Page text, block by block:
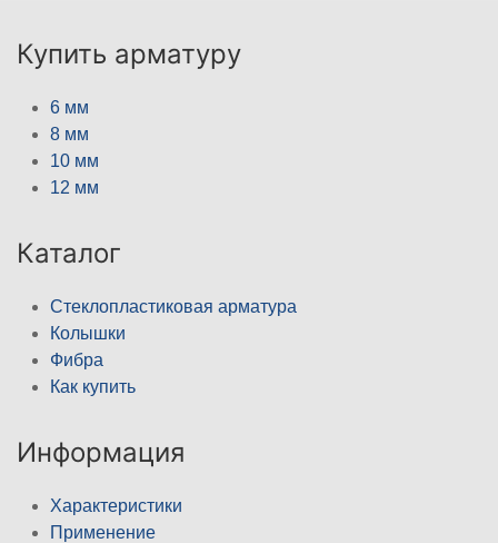
Купить арматуру
6 мм
8 мм
10 мм
12 мм
Каталог
Стеклопластиковая арматура
Колышки
Фибра
Как купить
Информация
Характеристики
Применение